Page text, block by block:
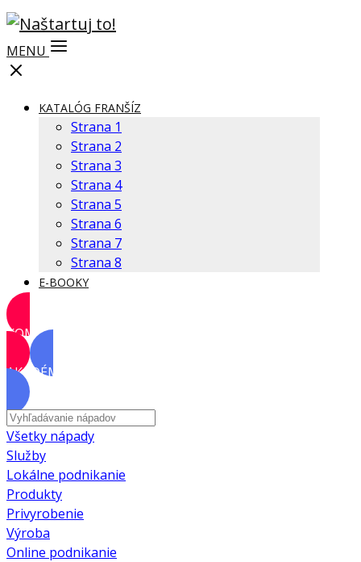
MENU
KATALÓG FRANŠÍZ
Strana 1
Strana 2
Strana 3
Strana 4
Strana 5
Strana 6
Strana 7
Strana 8
E-BOOKY
KOMUNITA
AKADÉMIA
Všetky nápady
Služby
Lokálne podnikanie
Produkty
Privyrobenie
Výroba
Online podnikanie